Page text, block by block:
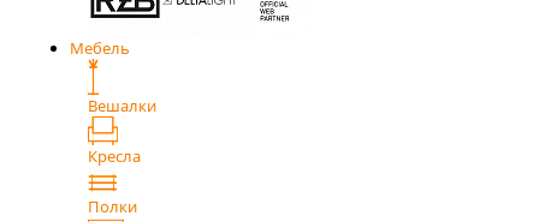
Мебель
Вешалки
Кресла
Полки